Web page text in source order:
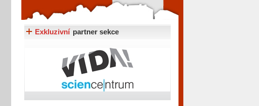
Exkluzivní partner sekce